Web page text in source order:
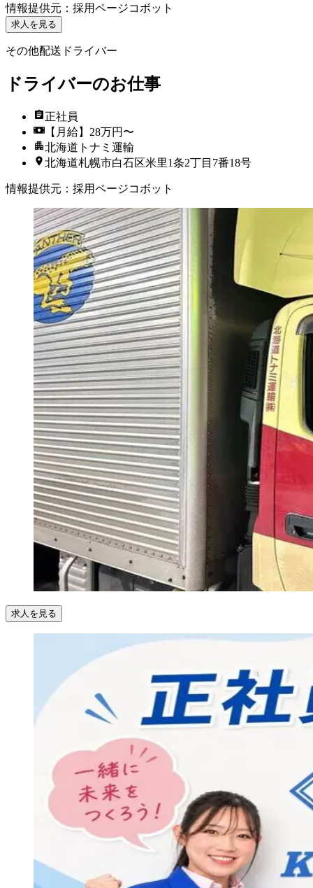
情報提供元 ： 採用ページコボット
求人を見る
その他配送ドライバー
ドライバーのお仕事
正社員
【月給】28万円〜
北海道トナミ運輸
北海道札幌市白石区米里1条2丁目7番18号
情報提供元 ： 採用ページコボット
求人を見る